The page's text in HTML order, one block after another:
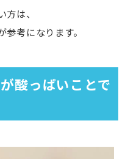
は、
参考になります。
酸っぱいことで